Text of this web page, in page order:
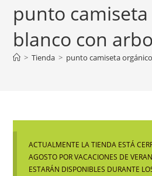
punto
blanco con
> Tienda > punto camiseta
ACTUALMENTE LA TIENDA ESTÁ
AGOSTO POR VACACIONES DE
ESTARÁN DISPONIBLES DURANTE